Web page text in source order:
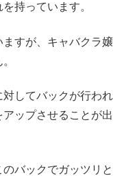
持っています。
すが、キャバクラ嬢
対してバックが行われ
ップさせることが出
バックでガッツリと